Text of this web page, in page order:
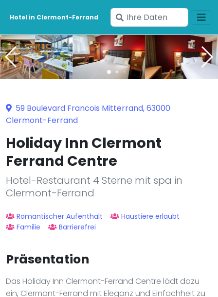
Hotel in Clermont-Ferrand
Geben
Sie
Ihre
Daten
ein
59 Boulevard Francois Mitterrand, 63000
Clermont-Ferrand
Holiday Inn Clermont
Ferrand Centre
Hotel-Restaurant 4 Sterne mit spa in
Clermont-Ferrand
Romantischer Aufenthalt
Haustiere erlaubt
Familie
Barrierefrei
Präsentation
Das Holiday Inn Clermont-Ferrand Centre lädt dazu
ein, Clermont-Ferrand mit Eleganz und Einfachheit zu